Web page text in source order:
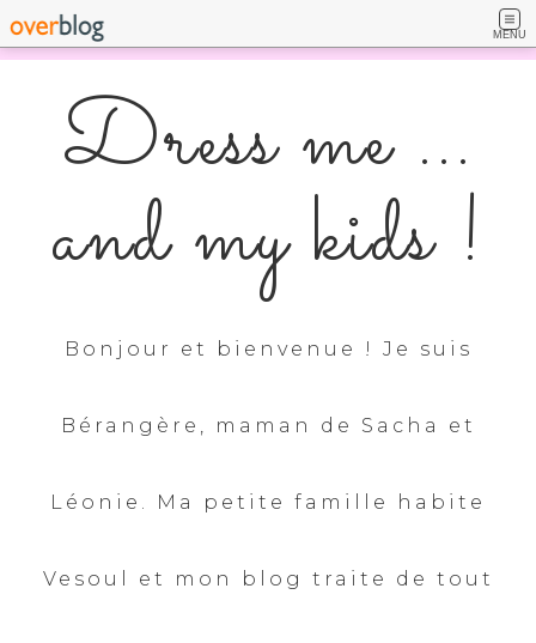
MENU
Dress me ...
and my kids !
Bonjour et bienvenue ! Je suis
Bérangère, maman de Sacha et
Léonie. Ma petite famille habite
Vesoul et mon blog traite de tout